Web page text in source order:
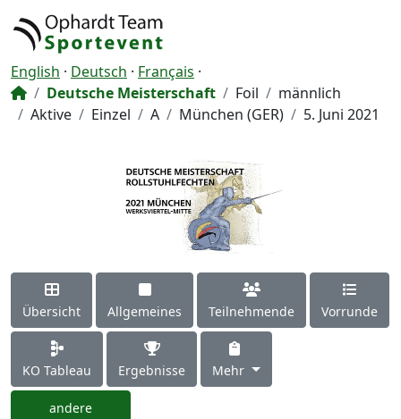
English · Deutsch · Français ·
Deutsche Meisterschaft
Foil
männlich
Aktive
Einzel A München (GER) 5. Juni 2021
Übersicht Allgemeines Teilnehmende Vorrunde
KO Tableau Ergebnisse Mehr
andere